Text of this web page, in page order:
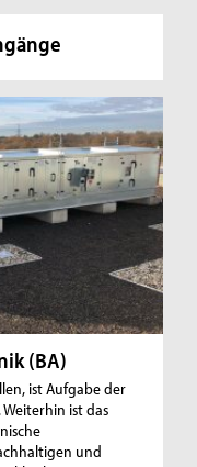
(BA)
ist Aufgabe der
ist das
und